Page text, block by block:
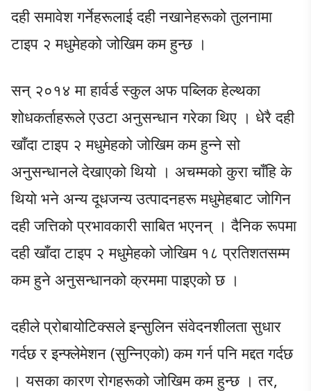
दही समावेश गर्नेहरूलाई दही नखानेहरूको तुलनामा
टाइप २ मधुमेहको जोखिम कम हुन्छ ।
सन् २०१४ मा हार्वर्ड स्कुल अफ पब्लिक हेल्थका
शोधकर्ताहरूले एउटा अनुसन्धान गरेका थिए । धेरै दही
खाँदा टाइप २ मधुमेहको जोखिम कम हुन्ने सो
अनुसन्धानले देखाएको थियो । अचम्मको कुरा चाँहि के
थियो भने अन्य दूधजन्य उत्पादनहरू मधुमेहबाट जोगिन
दही जत्तिको प्रभावकारी साबित भएनन् । दैनिक रूपमा
दही खाँदा टाइप २ मधुमेहको जोखिम १८ प्रतिशतसम्म
कम हुने अनुसन्धानको क्रममा पाइएको छ ।
दहीले प्रोबायोटिक्सले इन्सुलिन संवेदनशीलता सुधार
गर्दछ र इन्फ्लेमेशन (सुन्निएको) कम गर्न पनि मद्दत गर्दछ
। यसका कारण रोगहरूको जोखिम कम हुन्छ । तर,